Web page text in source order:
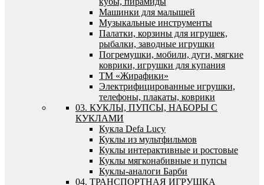
Машинки для малышей
Музыкальные инструменты
Палатки, корзины для игрушек,
рыбалки, заводные игрушки
Погремушки, мобили, дуги, мягкие
коврики, игрушки для купания
ТМ «Жирафики»
Электрифицированные игрушки,
телефоны, плакаты, коврики
03. КУКЛЫ, ПУПСЫ, НАБОРЫ С
КУКЛАМИ
Кукла Defa Lucy
Куклы из мультфильмов
Куклы интерактивные и ростовые
Куклы мягконабивные и пупсы
Куклы-аналоги Барби
04. ТРАНСПОРТНАЯ ИГРУШКА